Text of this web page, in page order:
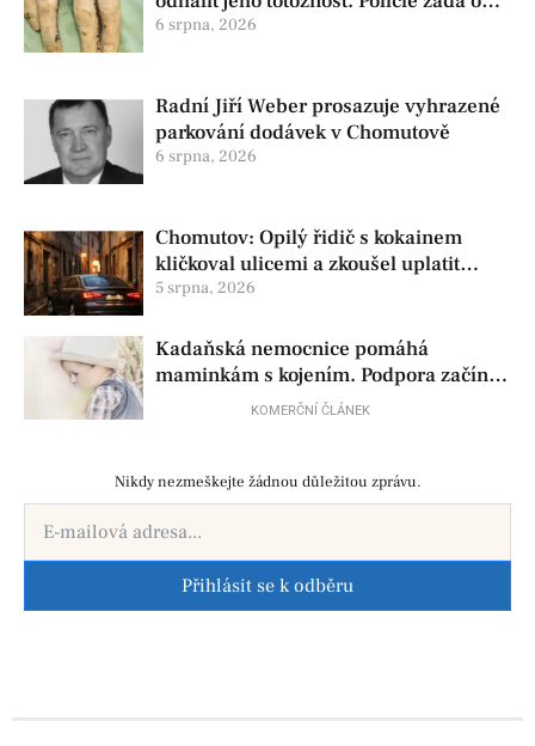
pomoc
6 srpna, 2026
Radní Jiří Weber prosazuje vyhrazené
parkování dodávek v Chomutově
6 srpna, 2026
Chomutov: Opilý řidič s kokainem
kličkoval ulicemi a zkoušel uplatit
policisty
5 srpna, 2026
Kadaňská nemocnice pomáhá
maminkám s kojením. Podpora začíná
už před porodemKOMERČNÍ ČLÁNEK
Nikdy nezmeškejte žádnou důležitou zprávu.
Přihlásit se k odběru